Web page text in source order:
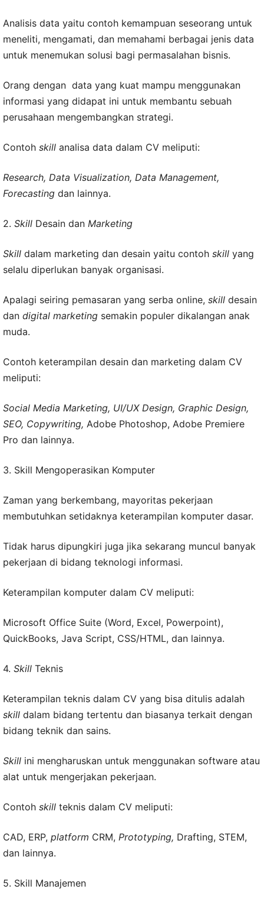
Analisis data yaitu contoh kemampuan seseorang untuk
meneliti, mengamati, dan memahami berbagai jenis data
untuk menemukan solusi bagi permasalahan bisnis.
Orang dengan data yang kuat mampu menggunakan
informasi yang didapat ini untuk membantu sebuah
perusahaan mengembangkan strategi.
Contoh skill analisa data dalam CV meliputi:
Research, Data Visualization, Data Management,
Forecasting dan lainnya.
2. Skill Desain dan Marketing
Skill dalam marketing dan desain yaitu contoh skill yang
selalu diperlukan banyak organisasi.
Apalagi seiring pemasaran yang serba online, skill desain
dan digital marketing semakin populer dikalangan anak
muda.
Contoh keterampilan desain dan marketing dalam CV
meliputi:
Social Media Marketing, UI/UX Design, Graphic Design,
SEO, Copywriting, Adobe Photoshop, Adobe Premiere
Pro dan lainnya.
3. Skill Mengoperasikan Komputer
Zaman yang berkembang, mayoritas pekerjaan
membutuhkan setidaknya keterampilan komputer dasar.
Tidak harus dipungkiri juga jika sekarang muncul banyak
pekerjaan di bidang teknologi informasi.
Keterampilan komputer dalam CV meliputi:
Microsoft Office Suite (Word, Excel, Powerpoint),
QuickBooks, Java Script, CSS/HTML, dan lainnya.
4. Skill Teknis
Keterampilan teknis dalam CV yang bisa ditulis adalah
skill dalam bidang tertentu dan biasanya terkait dengan
bidang teknik dan sains.
Skill ini mengharuskan untuk menggunakan software atau
alat untuk mengerjakan pekerjaan.
Contoh skill teknis dalam CV meliputi:
CAD, ERP, platform CRM, Prototyping, Drafting, STEM,
dan lainnya.
5. Skill Manajemen